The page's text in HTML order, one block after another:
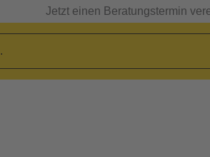
Jetzt einen Beratungstermin